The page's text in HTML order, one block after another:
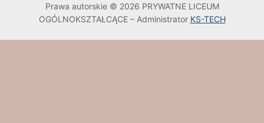
Prawa autorskie © 2026 PRYWATNE LICEUM
OGÓLNOKSZTAŁCĄCE – Administrator KS-TECH